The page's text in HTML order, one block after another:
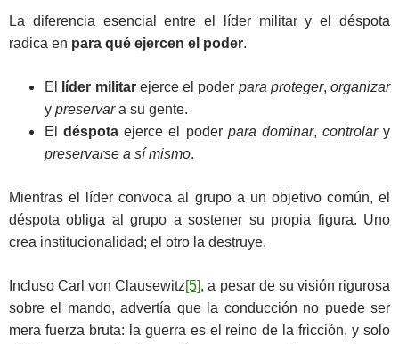
La diferencia esencial entre el líder militar y el déspota
radica en para qué ejercen el poder.
El líder militarejerce el poder para proteger, organizar
y preservara su gente.
Eldéspota ejerce el poder para dominar, controlary
preservarse a sí mismo.
Mientras el líder convoca al grupo a un objetivo común, el
déspota obliga al grupo a sostener su propia figura. Uno
crea institucionalidad; el otro la destruye.
Incluso Carl von Clausewitz[5], a pesar de su visión rigurosa
sobre el mando, advertía que la conducción no puede ser
mera fuerza bruta: la guerra es el reino de la fricción, y solo